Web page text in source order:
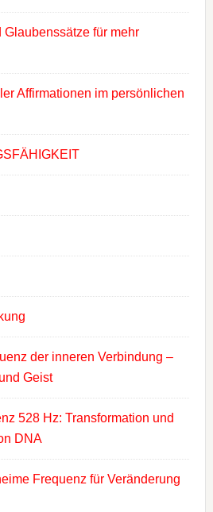
Glaubenssätze für mehr
Affirmationen im persönlichen
der inneren Verbindung –
Geist
528 Hz: Transformation und
DNA
Frequenz für Veränderung